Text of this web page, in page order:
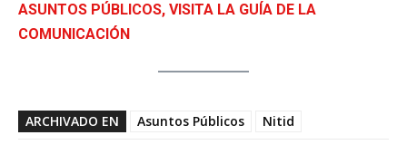
ASUNTOS PÚBLICOS, VISITA LA GUÍA DE LA
COMUNICACIÓN
ARCHIVADO EN Asuntos Públicos Nitid